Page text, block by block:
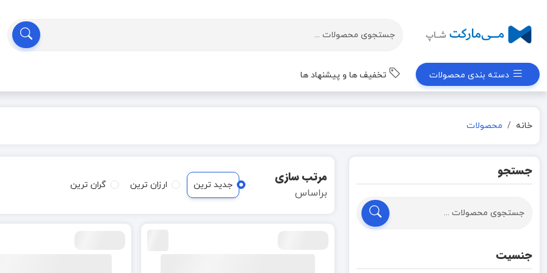
دسته بندی محصولات تخفیف ها و پیشنهاد ها
خانه محصولات
جستجو
جنسیت
مرتب سازی
براساس
جدید ترین ارزان ترین گران ترین